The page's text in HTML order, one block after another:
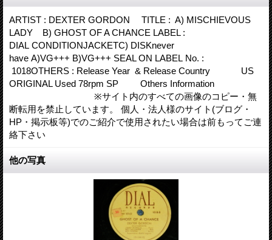
ARTIST : DEXTER GORDON TITLE : A) MISCHIEVOUS
LADY B) GHOST OF A CHANCE LABEL :
DIAL CONDITIONJACKETC) DISKnever
have A)VG+++ B)VG+++ SEAL ON LABEL No. :
1018OTHERS : Release Year & Release Country US
ORIGINAL Used 78rpm SP Others Information
※サイト内のすべての画像のコピー・無
断転用を禁止しています。 個人・法人様のサイト(ブログ・
HP・掲示板等)でのご紹介で使用されたい場合は前もってご連
絡下さい
他の写真